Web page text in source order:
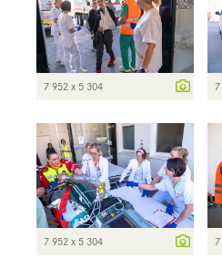
7 952 x 5 304 7
7 952 x 5 304 7